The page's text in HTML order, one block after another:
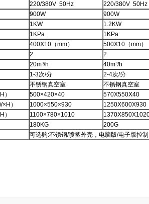
220/380V 50Hz 220/380V 50Hz
900W 900W
1KW 1.2KW
1KPa 1KPa
400X10（mm） 500X10（mm）
2 2
20m³/h 40m³/h
1-3次/分 2-4次/分
不锈钢真空室 不锈钢真空室
）
500×420×40 570X550X40
）
1000×550×930 1250X600X930
）
1100×780×1010
180KG 200G
可选购:不锈钢/喷塑外壳，电脑版/电子版控